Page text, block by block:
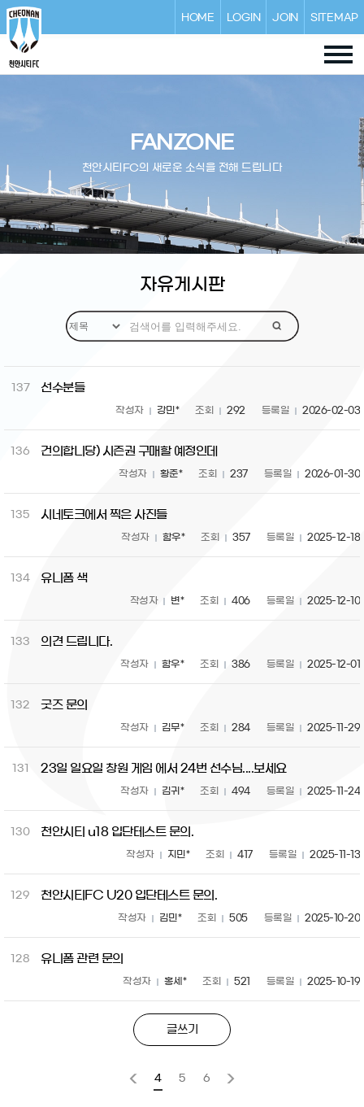
HOME LOGIN JOIN SITEMAP
FANZONE
천안시티FC의 새로운 소식을 전해 드립니다
자유게시판
137 선수분들
등록일 2026-02-03
조회 292
작성자 강민*
136 건의합니당) 시즌권 구매할 예정인데
등록일 2026-01-30
조회 237
작성자 황준*
135 시네토크에서 찍은 사진들
등록일 2025-12-18
조회 357
작성자 함우*
134 유니폼 색
등록일 2025-12-10
조회 406
작성자 변*
133 의견 드립니다.
등록일 2025-12-01
조회 386
작성자 함우*
132 굿즈 문의
등록일 2025-11-29
조회 284
작성자 김무*
131 23일 일요일 창원 게임 에서 24번 선수님....보세요
등록일 2025-11-24
조회 494
작성자 김귀*
130 천안시티 u18 입단테스트 문의.
등록일 2025-11-13
조회 417
작성자 지민*
129 천안시티FC U20 입단테스트 문의.
등록일 2025-10-20
조회 505
작성자 김민*
128 유니폼 관련 문의
등록일 2025-10-19
조회 521
작성자 홍세*
글쓰기
4 5 6